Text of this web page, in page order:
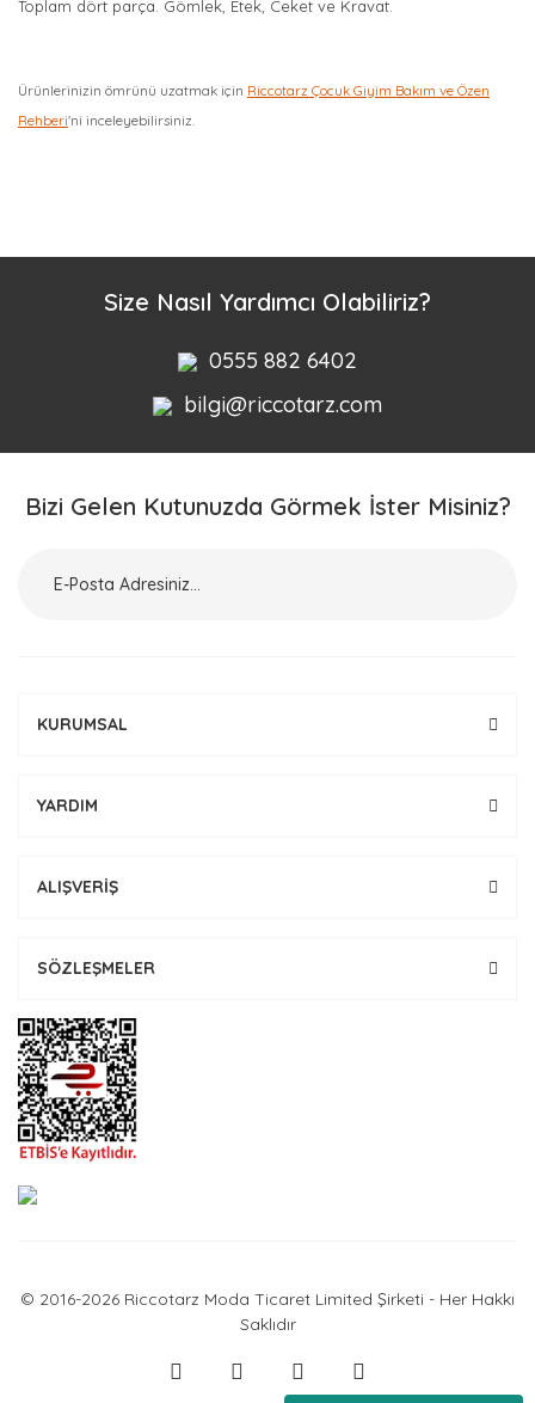
Toplam dört parça. Gömlek, Etek, Ceket ve Kravat.
Ürünlerinizin ömrünü uzatmak için Riccotarz Çocuk Giyim Bakım ve Özen
Rehberi'ni inceleyebilirsiniz.
Size Nasıl Yardımcı Olabiliriz?
0555 882 6402
bilgi@riccotarz.com
Bizi Gelen Kutunuzda Görmek İster Misiniz?
KURUMSAL
YARDIM
ALIŞVERİŞ
SÖZLEŞMELER
© 2016-2026 Riccotarz Moda Ticaret Limited Şirketi - Her Hakkı
Saklıdır